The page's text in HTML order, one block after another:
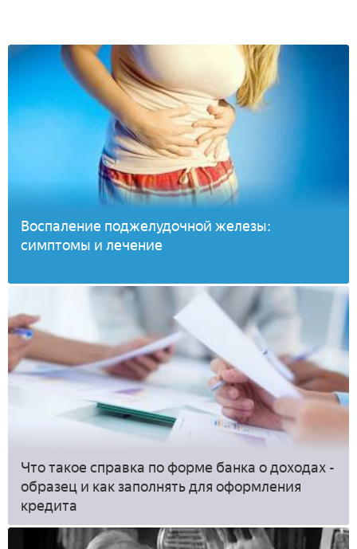
Воспаление поджелудочной железы:
симптомы и лечение
Что такое справка по форме банка о доходах -
образец и как заполнять для оформления
кредита